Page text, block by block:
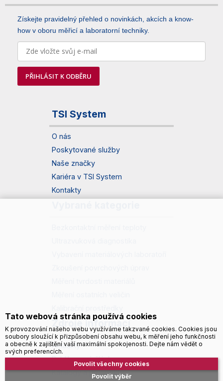
Získejte pravidelný přehled o novinkách, akcích a know-
how v oboru měřicí a laboratorní techniky.
PŘIHLÁSIT K ODBĚRU
TSI System
O nás
Poskytované služby
Naše značky
Kariéra v TSI System
Kontakty
Zdroje informací
Aktuality
Publikované články
Katalogy a prospekty
Tato webová stránka používá cookies
K provozování našeho webu využíváme takzvané cookies. Cookies jsou
soubory sloužící k přizpůsobení obsahu webu, k měření jeho funkčnosti
a obecně k zajištění vaší maximální spokojenosti. Dejte nám vědět o
svých preferencích.
Povolit výběr
Povolit všechny cookies